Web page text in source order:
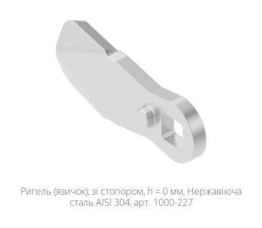
Ригель (язичок), зі стопором, h = 0 мм, Нержавіюча
сталь AISI 304, арт. 1000-227